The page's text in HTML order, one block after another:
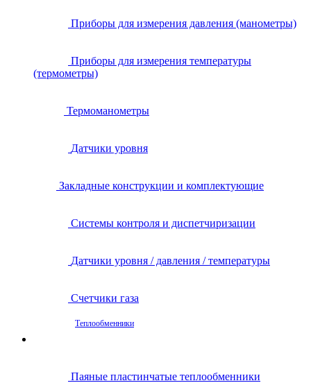
Приборы для измерения давления (манометры)
Приборы для измерения температуры
(термометры)
Термоманометры
Датчики уровня
Закладные конструкции и комплектующие
Системы контроля и диспетчиризации
Датчики уровня / давления / температуры
Счетчики газа
Теплообменники
Паяные пластинчатые теплообменники